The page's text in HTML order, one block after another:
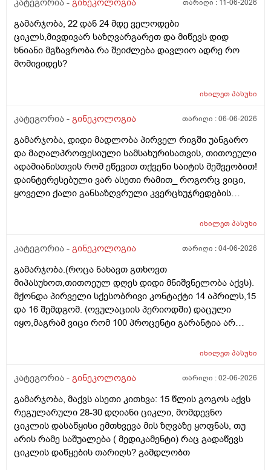
ასაკი 40
რამეა.ზოგადად წლებია აუტოიმონური თირეოდიტი
მაქვს.ხშირად მაქვს სანერვიულო.რითი შეიძლება
უნდაცკვების სახით რომ ვმართო ციკლის დღეები?
კატეგორია - გინეკოლოგია თარიღი : 11-06-2026
გამარჯობა, 22 დან 24 მდე ველოდები
ციკლს,მივდივარ საზღვარგარეთ და მიწევს დიდ
ხნიანი მგზავრობა.რა შეიძლება დავლიო ადრე რო
მომივიდეს?
იხილეთპასუხი
კატეგორია - გინეკოლოგია თარიღი :06-06-2026
გამარჯობა, დიდი მადლობა პირველ რიგში უანგარო
და მაღალპროფესიული სამსახურისათვის, თითოეული
ადამიანისთვის რომ ეწევით თქვენი საიტის მეშვეობით!
დაინტერესებული ვარ ასეთი რამით_ როგორც ვიცი,
ყოველი ქალი განსაზღვრული კვერცხუჯრედების
თითოელისთვის, ეს რიცხვი ინდივიდუალურია? რაზეა
(ჩვილობიდან) რომელ პროცესებზე? ქალის
რომ დავუშვათ, ზოგიერთ ქალბატონს მეტი
რაოდენობა აქვთ მათ ორგანიზმში
კვერცხუჯრედებისა, დაბადების პროცესიდან და ზოგს
კი მცირე? მადლობთ!
იხილეთპასუხი
კატეგორია - გინეკოლოგია თარიღი :04-06-2026
გამარჯობა.(როცა ნახავთ გთხოვთ
მიპასუხოთ,თითოეულ დღეს დიდი მნიშვნელობა აქვს).
მქონდა პირველი სქესობრივი კონტაქტი 14 აპრილს,15
და 16 შემდგომ. (ოვულაციის პერიოდში) დაცული
იყო,მაგრამ ვიცი რომ 100 პროცენტი გარანტია არ
ვფოქრობ რადგანაც Implantation bleeding არსებობს და
ჩვეულებრივ 3-4 დღე,მაგრამ ადრე
მალევე ვირუსი შემხვდა,სიცხე,გულისრევის
შეგრძნებაც მქონდა. მალევე გავიკეთე
ტესტი,უარყოფითი იყო. ეგ უცნაური შეგრძნება
რამოდენიმე დღე მქონდა. ახლა მენტრუაციას
ველოდები,მაგრამ არ მომივიდა,შუალედი 28-32 დღე
იხილეთპასუხი
კატეგორია - გინეკოლოგია თარიღი :02-06-2026
გამარჯობა, მაქვს ასეთი კითხვა: 15 წლის გოგოს აქვს
რეგულარული 28-30 დღიანი ციკლი, მომდევნო
ციკლის დასაწყისი ემთხვევა მის ზღვაზე ყოფნას, თუ
არის რამე საშუალება ( მედიკამენტი) რაც გადაწევს
ციკლის დაწყების თარიღს? გამდლობთ